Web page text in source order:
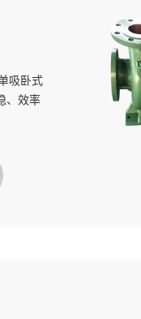
吸卧式
、效率